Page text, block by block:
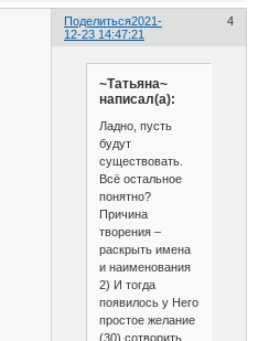
Поделиться 4
2021-
12-23 14:47:21
~Татьяна~
написал(а):
Ладно, пусть
будут
существовать.
Всё остальное
понятно?
Причина
творения –
раскрыть имена
и наименования
2) И тогда
появилось у Него
простое желание
(30) сотворить